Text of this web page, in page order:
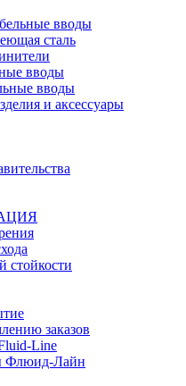
вводы
сталь
вводы
вводы
и аксессуары
стойкости
заказов
Line
Флюид-Лайн